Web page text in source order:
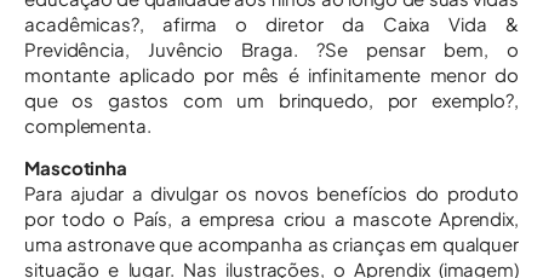
acadêmicas?, afirma o diretor da Caixa Vida &
Previdência, Juvêncio Braga. ?Se pensar bem, o
montante aplicado por mês é infinitamente menor do
que os gastos com um brinquedo, por exemplo?,
complementa.
Mascotinha
Para ajudar a divulgar os novos benefícios do produto
por todo o País, a empresa criou a mascote Aprendix,
uma astronave que acompanha as crianças em qualquer
situação e lugar. Nas ilustrações, o Aprendix (imagem)